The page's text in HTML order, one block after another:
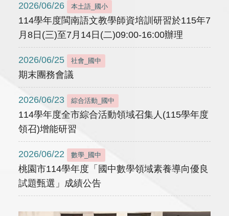
2026/06/26 本土語_國小
114學年度閩南語文教學師資培訓研習於115年7
月8日(三)至7月14日(二)09:00-16:00辦理
2026/06/25 社會_國中
期末團務會議
2026/06/23 綜合活動_國中
114學年度全市綜合活動領域召集人(115學年度
領召)增能研習
2026/06/22 數學_國中
桃園市114學年度「國中數學領域素養導向優良
試題甄選」成績公告